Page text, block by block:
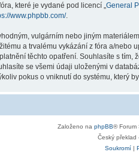
které je vydané pod licencí „ General
www.phpbb.com/.
vulgárním nebo jiným
a trvalému vykázání z fóra a/
těchto opatření. Souhlasíte s
se všemi údaji uloženými v
pokus o vniknutí do systému, který
Založeno na phpBB® Forum
Český překlad
Soukromí|